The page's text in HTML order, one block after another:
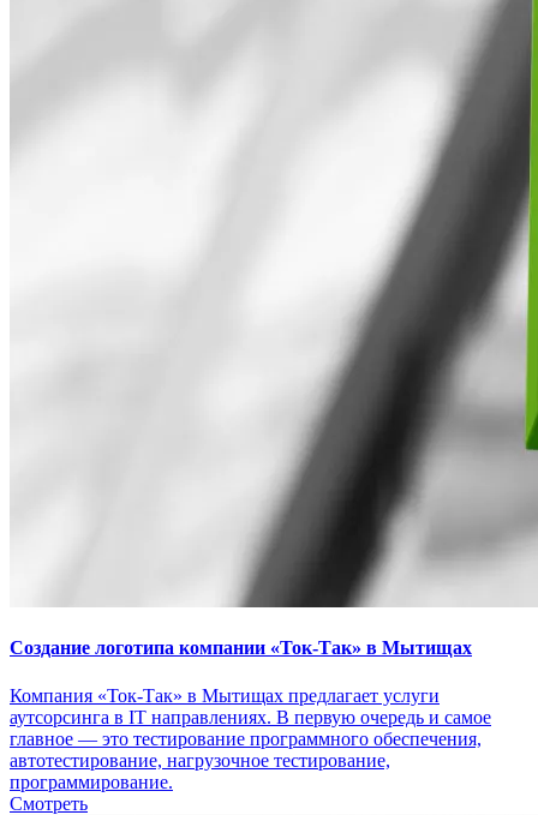
Создание логотипа компании «Ток-Так» в Мытищах
Компания «Ток-Так» в Мытищах предлагает услуги
аутсорсинга в IT направлениях. В первую очередь и самое
главное — это тестирование программного обеспечения,
автотестирование, нагрузочное тестирование,
программирование.
Смотреть